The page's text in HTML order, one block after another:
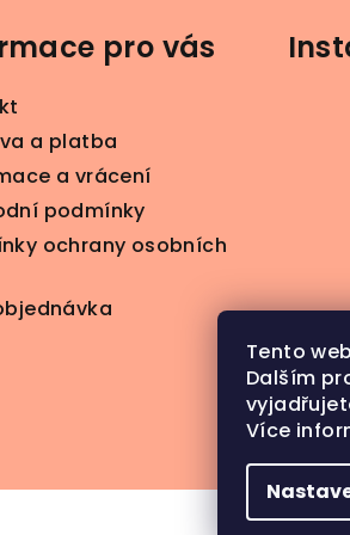
Tento
Dalším
Více
pro vás
a platba
a vrácení
podmínky
ochrany osobních